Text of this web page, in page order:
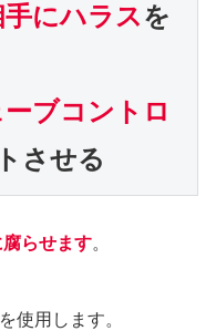
にハラスを
ブコントロ
させる
らせます。
を使用します。